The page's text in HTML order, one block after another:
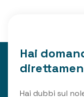
Hai
Hai dubbi sul